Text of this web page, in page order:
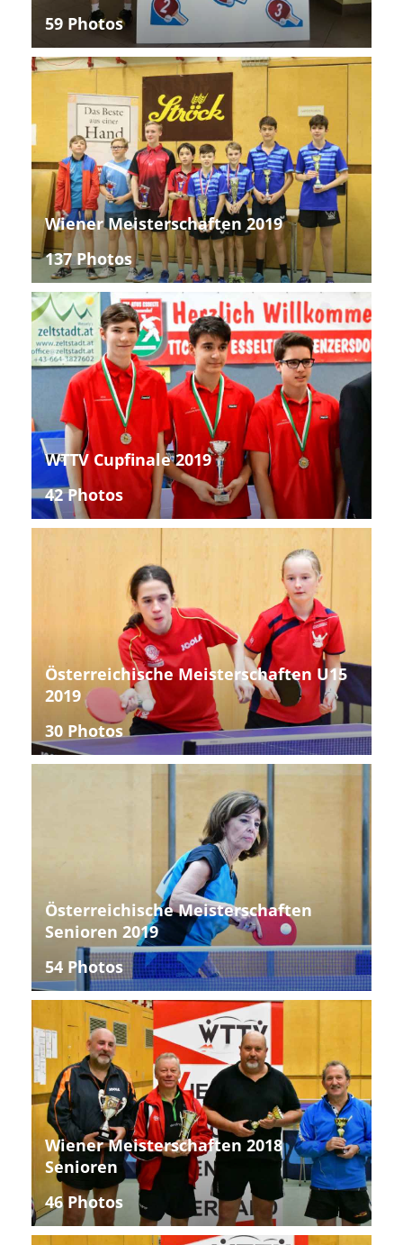
59 Photos
Wiener Meisterschaften 2019
137 Photos
WTTV Cupfinale 2019
42 Photos
Österreichische Meisterschaften U15
2019
30 Photos
Österreichische Meisterschaften
Senioren 2019
54 Photos
Wiener Meisterschaften 2018
Senioren
46 Photos